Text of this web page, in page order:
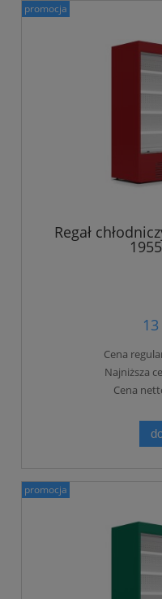
Regał
Cena
Najniższa
Cena
promocja
promocja